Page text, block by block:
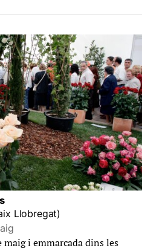
Llobregat)
maig i emmarcada dins les